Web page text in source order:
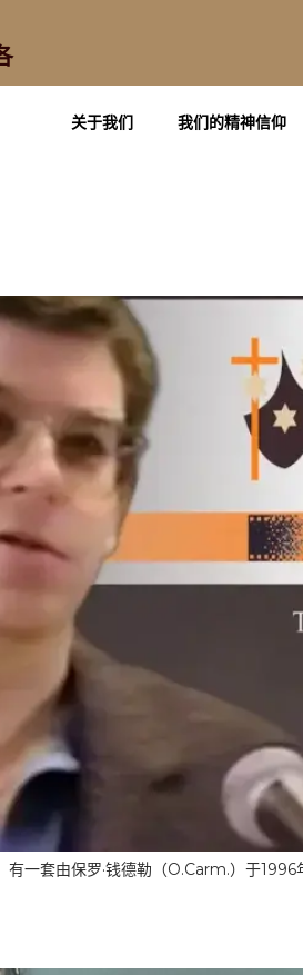
关于我们 我们的精神信仰
一套由保罗·钱德勒（O.Carm.）于